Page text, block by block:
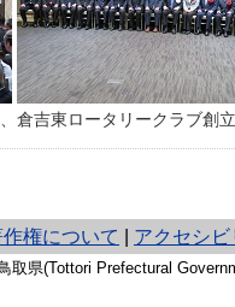
倉吉東ロータリークラブ創
権について アクセシビ
取県(Tottori Prefectural